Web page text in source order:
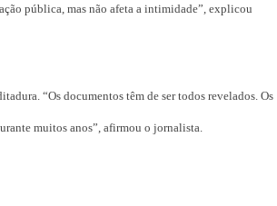
pública, mas não afeta a intimidade”, explicou
“Os documentos têm de ser todos revelados. Os
muitos anos”, afirmou o jornalista.